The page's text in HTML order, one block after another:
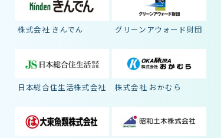
株式会社 きんでん グリーンアウォード財団
日本総合住生活株式会社 株式会社 おかむら